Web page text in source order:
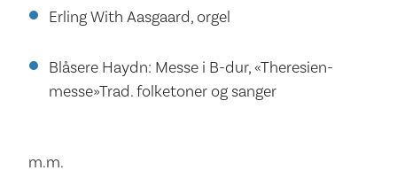
Erling With Aasgaard, orgel
Blåsere Haydn: Messe i B­-dur, «Theresien­
messe»Trad. folketoner og sanger
m.m.